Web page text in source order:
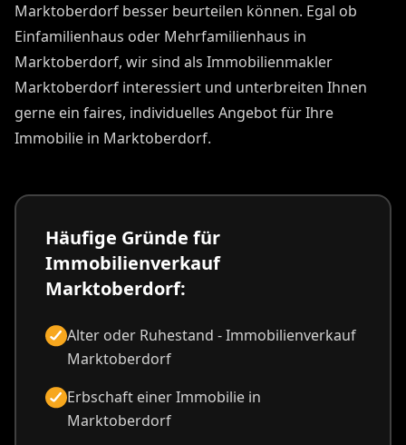
Marktoberdorf besser beurteilen können. Egal ob
Einfamilienhaus oder Mehrfamilienhaus in
Marktoberdorf, wir sind als Immobilienmakler
Marktoberdorf interessiert und unterbreiten Ihnen
gerne ein faires, individuelles Angebot für Ihre
Immobilie in Marktoberdorf.
Häufige Gründe für
Immobilienverkauf
Marktoberdorf:
Alter oder Ruhestand - Immobilienverkauf
Marktoberdorf
Erbschaft einer Immobilie in
Marktoberdorf